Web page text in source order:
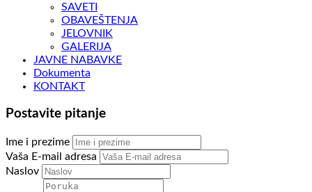
SAVETI
OBAVEŠTENJA
JELOVNIK
GALERIJA
JAVNE NABAVKE
Dokumenta
KONTAKT
Postavite pitanje
Ime i prezime
Vaša E-mail adresa
Naslov